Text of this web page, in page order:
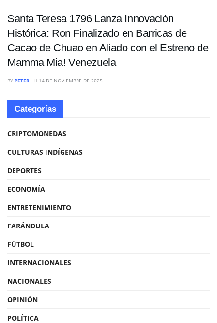
Santa Teresa 1796 Lanza Innovación
Histórica: Ron Finalizado en Barricas de
Cacao de Chuao en Aliado con el Estreno de
Mamma Mia! Venezuela
BY PETER 14 DE NOVIEMBRE DE 2025
Categorías
CRIPTOMONEDAS
CULTURAS INDÍGENAS
DEPORTES
ECONOMÍA
ENTRETENIMIENTO
FARÁNDULA
FÚTBOL
INTERNACIONALES
NACIONALES
OPINIÓN
POLÍTICA